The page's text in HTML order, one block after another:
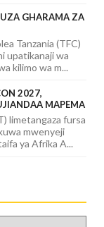
GHARAMA ZA
Tanzania (TFC)
upatikanaji wa
kilimo wa m...
2027,
MAPEMA
limetangaza fursa
mwenyeji
ya Afrika A...